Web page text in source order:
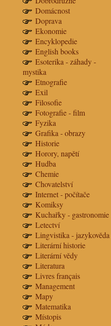
Domácnost
Doprava
Ekonomie
Encyklopedie
English books
Esoterika - záhady -
mystika
Etnografie
Exil
Filosofie
Fotografie - film
Fyzika
Grafika - obrazy
Historie
Horory, napětí
Hudba
Chemie
Chovatelství
Internet - počítače
Komiksy
Kuchařky - gastronomie
Letectví
Lingvistika - jazykověda
Literární historie
Literární vědy
Literatura
Livres français
Management
Mapy
Matematika
Místopis